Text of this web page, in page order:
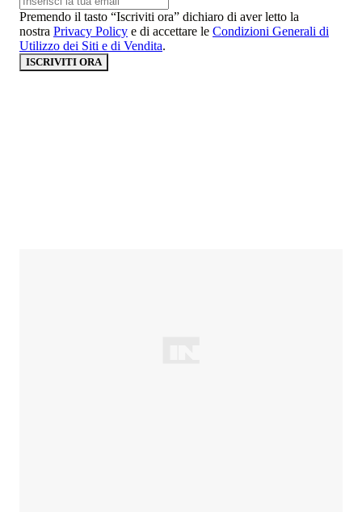
Premendo il tasto “Iscriviti ora” dichiaro di aver letto la
nostra Privacy Policy e di accettare le Condizioni Generali di
Utilizzo dei Siti e di Vendita.
ISCRIVITI ORA